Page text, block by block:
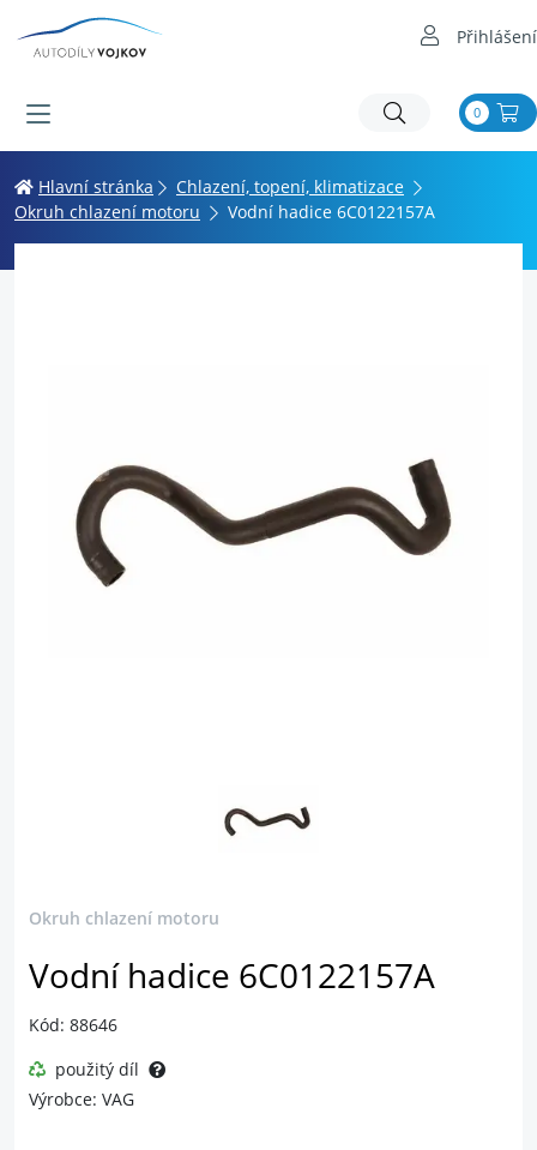
Přihlášení
0
Hlavní stránka
Chlazení, topení, klimatizace
Okruh chlazení motoru
Vodní hadice 6C0122157A
Okruh chlazení motoru
Vodní hadice 6C0122157A
Kód: 88646
použitý díl
Výrobce: VAG